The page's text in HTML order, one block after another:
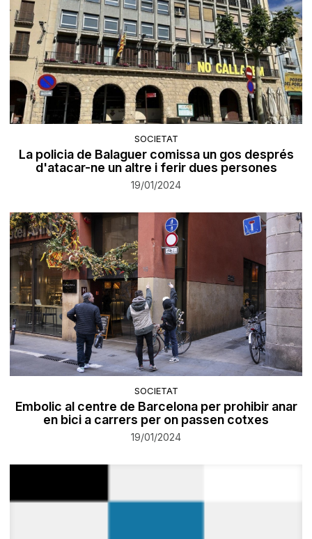
SOCIETAT
La policia de Balaguer comissa un gos després
d'atacar-ne un altre i ferir dues persones
19/01/2024
SOCIETAT
Embolic al centre de Barcelona per prohibir anar
en bici a carrers per on passen cotxes
19/01/2024